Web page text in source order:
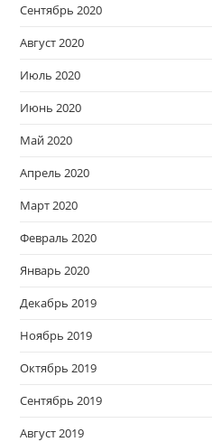
Сентябрь 2020
Август 2020
Июль 2020
Июнь 2020
Май 2020
Апрель 2020
Март 2020
Февраль 2020
Январь 2020
Декабрь 2019
Ноябрь 2019
Октябрь 2019
Сентябрь 2019
Август 2019